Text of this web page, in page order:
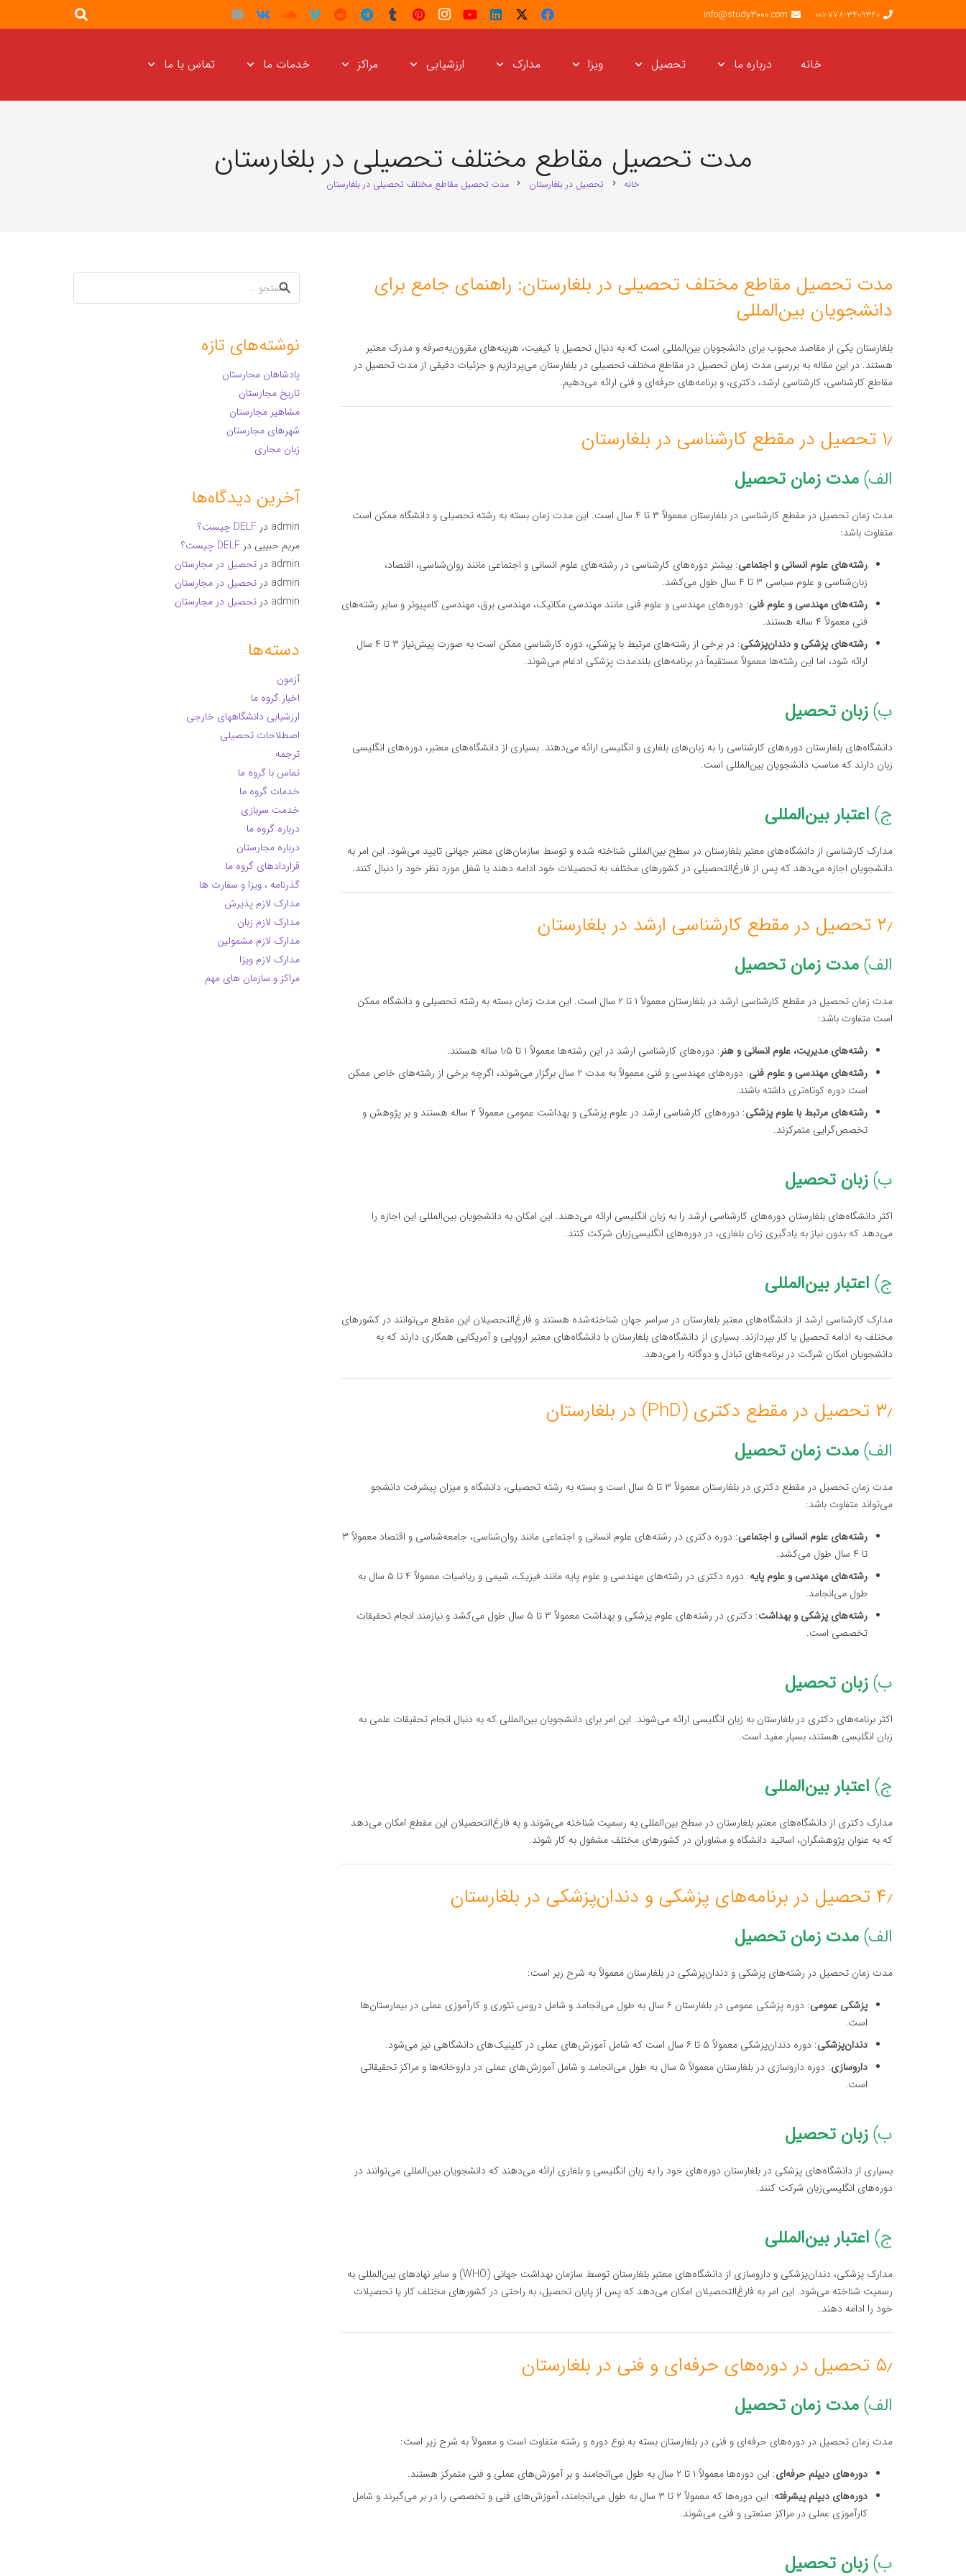
001-778-3409340
info@study3000.com
خانه درباره ما تحصیل ویزا مدارک ارزشیابی مراکز خدمات ما تماس با ما
مدت تحصیل مقاطع مختلف تحصیلی در بلغارستان
خانه chevron_right تحصیل در بلغارستان chevron_right مدت تحصیل مقاطع مختلف تحصیلی در بلغارستان
مدت تحصیل مقاطع مختلف تحصیلی در بلغارستان: راهنمای جامع برای
دانشجویان بین‌المللی
بلغارستان یکی از مقاصد محبوب برای دانشجویان بین‌المللی است که به دنبال تحصیل با کیفیت، هزینه‌های مقرون‌به‌صرفه و مدرک معتبر
هستند. در این مقاله به بررسی مدت زمان تحصیل در مقاطع مختلف تحصیلی در بلغارستان می‌پردازیم و جزئیات دقیقی از مدت تحصیل در
مقاطع کارشناسی، کارشناسی ارشد، دکتری، و برنامه‌های حرفه‌ای و فنی ارائه می‌دهیم.
۱٫ تحصیل در مقطع کارشناسی در بلغارستان
الف)مدت زمان تحصیل
مدت زمان تحصیل در مقطع کارشناسی در بلغارستان معمولاً ۳ تا ۴ سال است. این مدت زمان بسته به رشته تحصیلی و دانشگاه ممکن است
متفاوت باشد:
رشته‌های علوم انسانی و اجتماعی: بیشتر دوره‌های کارشناسی در رشته‌های علوم انسانی و اجتماعی مانند روان‌شناسی، اقتصاد،
زبان‌شناسی و علوم سیاسی ۳ تا ۴ سال طول می‌کشد.
رشته‌های مهندسی و علوم فنی: دوره‌های مهندسی و علوم فنی مانند مهندسی مکانیک، مهندسی برق، مهندسی کامپیوتر و سایر رشته‌های
فنی معمولاً ۴ ساله هستند.
رشته‌های پزشکی و دندان‌پزشکی
: در برخی از رشته‌های مرتبط با پزشکی، دوره کارشناسی ممکن است به صورت پیش‌نیاز ۳ تا ۴ سال
ارائه شود، اما این رشته‌ها معمولاً مستقیماً در برنامه‌های بلندمدت پزشکی ادغام می‌شوند.
ب)زبان تحصیل
دانشگاه‌های بلغارستان دوره‌های کارشناسی را به زبان‌های بلغاری و انگلیسی ارائه می‌دهند. بسیاری از دانشگاه‌های معتبر، دوره‌های انگلیسی
زبان دارند که مناسب دانشجویان بین‌المللی است.
ج) اعتبار بین‌المللی
مدارک کارشناسی از دانشگاه‌های معتبر بلغارستان در سطح بین‌المللی شناخته شده و توسط سازمان‌های معتبر جهانی تایید می‌شود. این امر به
دانشجویان اجازه می‌دهد که پس از فارغ‌التحصیلی در کشورهای مختلف به تحصیلات خود ادامه دهند یا شغل مورد نظر خود را دنبال کنند.
۲٫ تحصیل در مقطع کارشناسی ارشد در بلغارستان
الف)مدت زمان تحصیل
مدت زمان تحصیل در مقطع کارشناسی ارشد در بلغارستان معمولاً ۱ تا ۲ سال است. این مدت زمان بسته به رشته تحصیلی و دانشگاه ممکن
است متفاوت باشد:
رشته‌های مدیریت، علوم انسانی و هنر: دوره‌های کارشناسی ارشد در این رشته‌ها معمولاً ۱ تا ۱٫۵ ساله هستند.
رشته‌های مهندسی و علوم فنی
: دوره‌های مهندسی و فنی معمولاً به مدت ۲ سال برگزار می‌شوند، اگرچه برخی از رشته‌های خاص ممکن
است دوره کوتاه‌تری داشته باشند.
رشته‌های مرتبط با علوم پزشکی
: دوره‌های کارشناسی ارشد در علوم پزشکی و بهداشت عمومی معمولاً ۲ ساله هستند و بر پژوهش و
تخصص‌گرایی متمرکزند.
ب)زبان تحصیل
اکثر دانشگاه‌های بلغارستان دوره‌های کارشناسی ارشد را به زبان انگلیسی ارائه می‌دهند. این امکان به دانشجویان بین‌المللی این اجازه را
می‌دهد که بدون نیاز به یادگیری زبان بلغاری، در دوره‌های انگلیسی‌زبان شرکت کنند.
ج) اعتبار بین‌المللی
مدارک کارشناسی ارشد از دانشگاه‌های معتبر بلغارستان در سراسر جهان شناخته‌شده هستند و فارغ‌التحصیلان این مقطع می‌توانند در کشورهای
مختلف به ادامه تحصیل یا کار بپردازند. بسیاری از دانشگاه‌های بلغارستان با دانشگاه‌های معتبر اروپایی و آمریکایی همکاری دارند که به
دانشجویان امکان شرکت در برنامه‌های تبادل و دوگانه را می‌دهد.
۳٫ تحصیل در مقطع دکتری (PhD) در بلغارستان
الف)مدت زمان تحصیل
مدت زمان تحصیل در مقطع دکتری در بلغارستان معمولاً ۳ تا ۵ سال است و بسته به رشته تحصیلی، دانشگاه و میزان پیشرفت دانشجو
می‌تواند متفاوت باشد:
رشته‌های علوم انسانی و اجتماعی
: دوره دکتری در رشته‌های علوم انسانی و اجتماعی مانند روان‌شناسی، جامعه‌شناسی و اقتصاد معمولاً ۳
تا ۴ سال طول می‌کشد.
رشته‌های مهندسی و علوم پایه
: دوره دکتری در رشته‌های مهندسی و علوم پایه مانند فیزیک، شیمی و ریاضیات معمولاً ۴ تا ۵ سال به
طول می‌انجامد.
رشته‌های پزشکی و بهداشت
: دکتری در رشته‌های علوم پزشکی و بهداشت معمولاً ۳ تا ۵ سال طول می‌کشد و نیازمند انجام تحقیقات
تخصصی است.
ب)زبان تحصیل
اکثر برنامه‌های دکتری در بلغارستان به زبان انگلیسی ارائه می‌شوند. این امر برای دانشجویان بین‌المللی که به دنبال انجام تحقیقات علمی به
زبان انگلیسی هستند، بسیار مفید است.
ج) اعتبار بین‌المللی
مدارک دکتری از دانشگاه‌های معتبر بلغارستان در سطح بین‌المللی به رسمیت شناخته می‌شوند و به فارغ‌التحصیلان این مقطع امکان می‌دهد
که به عنوان پژوهشگران، اساتید دانشگاه و مشاوران در کشورهای مختلف مشغول به کار شوند.
۴٫ تحصیل در برنامه‌های پزشکی و دندان‌پزشکی در بلغارستان
الف)مدت زمان تحصیل
مدت زمان تحصیل در رشته‌های پزشکی و دندان‌پزشکی در بلغارستان معمولاً به شرح زیر است:
پزشکی عمومی
: دوره پزشکی عمومی در بلغارستان ۶ سال به طول می‌انجامد و شامل دروس تئوری و کارآموزی عملی در بیمارستان‌ها
است.
دندان‌پزشکی: دوره دندان‌پزشکی معمولاً ۵ تا ۶ سال است که شامل آموزش‌های عملی در کلینیک‌های دانشگاهی نیز می‌شود.
داروسازی
: دوره داروسازی در بلغارستان معمولاً ۵ سال به طول می‌انجامد و شامل آموزش‌های عملی در داروخانه‌ها و مراکز تحقیقاتی
است.
ب)زبان تحصیل
بسیاری از دانشگاه‌های پزشکی در بلغارستان دوره‌های خود را به زبان انگلیسی و بلغاری ارائه می‌دهند که دانشجویان بین‌المللی می‌توانند در
دوره‌های انگلیسی‌زبان شرکت کنند.
ج) اعتبار بین‌المللی
مدارک پزشکی، دندان‌پزشکی و داروسازی از دانشگاه‌های معتبر بلغارستان توسط سازمان بهداشت جهانی (WHO) و سایر نهادهای بین‌المللی به
رسمیت شناخته می‌شود. این امر به فارغ‌التحصیلان امکان می‌دهد که پس از پایان تحصیل، به راحتی در کشورهای مختلف کار یا تحصیلات
خود را ادامه دهند.
۵٫ تحصیل در دوره‌های حرفه‌ای و فنی در بلغارستان
الف)مدت زمان تحصیل
مدت زمان تحصیل در دوره‌های حرفه‌ای و فنی در بلغارستان بسته به نوع دوره و رشته متفاوت است و معمولاً به شرح زیر است:
دوره‌های دیپلم حرفه‌ای: این دوره‌ها معمولاً ۱ تا ۲ سال به طول می‌انجامند و بر آموزش‌های عملی و فنی متمرکز هستند.
دوره‌های دیپلم پیشرفته
: این دوره‌ها که معمولاً ۲ تا ۳ سال به طول می‌انجامند، آموزش‌های فنی و تخصصی را در بر می‌گیرند و شامل
کارآموزی عملی در مراکز صنعتی و فنی می‌شوند.
ب)زبان تحصیل
جستجو
برای:
نوشته‌های تازه
پادشاهان مجارستان
تاریخ مجارستان
مشاهیر مجارستان
شهرهای مجارستان
زبان مجاری
آخرین دیدگاه‌ها
admin در DELF چیست؟
مریم حبیبی در DELF چیست؟
admin در تحصیل در مجارستان
admin در تحصیل در مجارستان
admin در تحصیل در مجارستان
دسته‌ها
آزمون
اخبار گروه ما
ارزشیابی دانشگاههای خارجی
اصطلاحات تحصیلی
ترجمه
تماس با گروه ما
خدمات گروه ما
خدمت سربازی
درباره گروه ما
درباره مجارستان
قراردادهای گروه ما
گذرنامه ، ویزا و سفارت ها
مدارک لازم پذیرش
مدارک لازم زبان
مدارک لازم مشمولین
مدارک لازم ویزا
مراکز و سازمان های مهم